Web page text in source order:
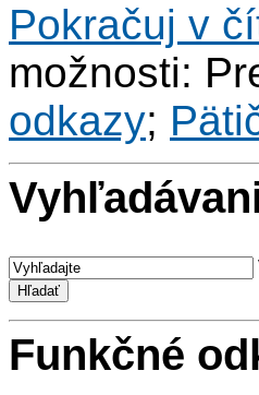
Pokračuj v
možnosti:
odkazy;
Funkčné